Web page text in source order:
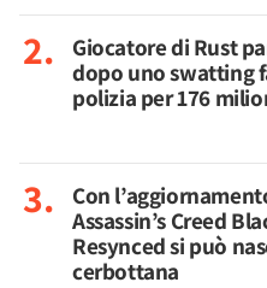
Giocatore di Rust
dopo uno swatting
polizia per 176
Con
Assassin’s Creed
Resynced si può
cerbottana